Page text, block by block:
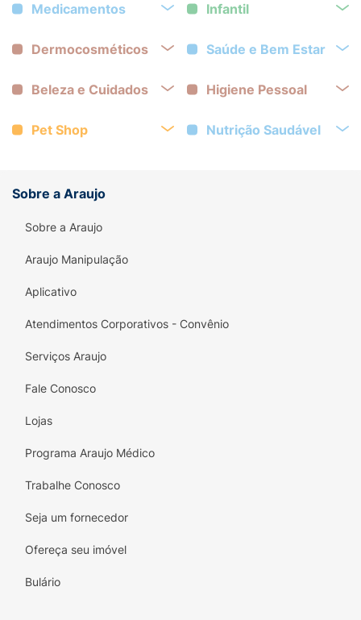
Medicamentos Infantil
Dermocosméticos Saúde e Bem Estar
Beleza e Cuidados Higiene Pessoal
Pet Shop Nutrição Saudável
Sobre a Araujo
Sobre a Araujo
Araujo Manipulação
Aplicativo
Atendimentos Corporativos - Convênio
Serviços Araujo
Fale Conosco
Lojas
Programa Araujo Médico
Trabalhe Conosco
Seja um fornecedor
Ofereça seu imóvel
Bulário